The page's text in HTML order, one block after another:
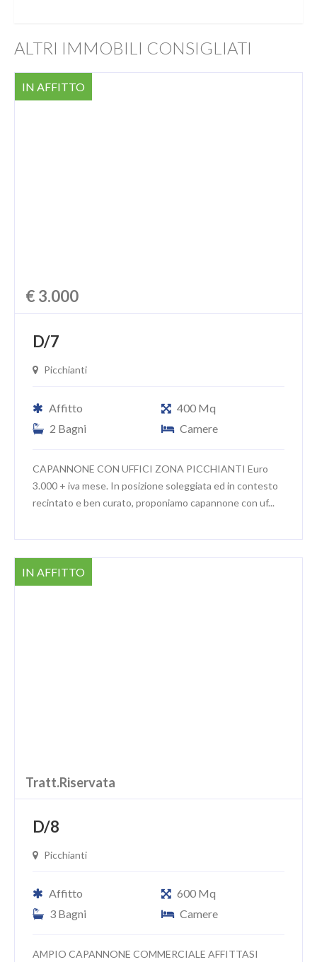
ALTRI IMMOBILI CONSIGLIATI
IN AFFITTO
€ 3.000
D/7
Picchianti
Affitto
400 Mq
2 Bagni
Camere
CAPANNONE CON UFFICI ZONA PICCHIANTI Euro
3.000 + iva mese. In posizione soleggiata ed in contesto
recintato e ben curato, proponiamo capannone con uf...
IN AFFITTO
Tratt.Riservata
D/8
Picchianti
Affitto
600 Mq
3 Bagni
Camere
AMPIO CAPANNONE COMMERCIALE AFFITTASI